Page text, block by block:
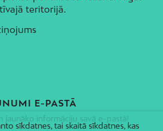
teritorijā.
E-PASTĀ
jaunāko informāciju savā e-pastā!
sīkdatnes, tai skaitā sīkdatnes, kas